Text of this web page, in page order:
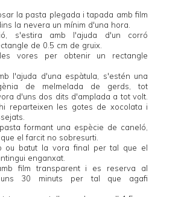
la pasta plegada i tapada amb film
la nevera un mínim d'una hora.
s'estira amb l'ajuda d'un corró
de 0.5 cm de gruix.
vores per obtenir un rectangle
l'ajuda d'una espàtula, s'estén una
de melmelada de gerds, tot
d'uns dos dits d'amplada a tot volt.
reparteixen les gotes de xocolata i
formant una espècie de caneló,
el farcit no sobresurti.
ou batut la vora final per tal que el
enganxat.
film transparent i es reserva al
uns 30 minuts per tal que agafi